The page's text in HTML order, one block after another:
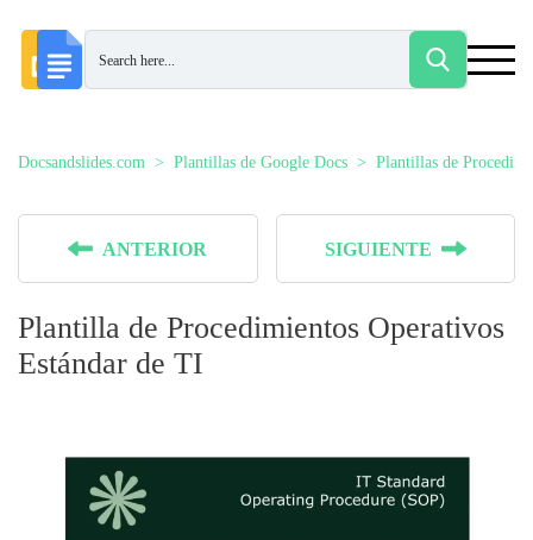
Docsandslides.com Plantillas de Google Docs Plantillas de
ANTERIOR SIGUIENTE
Plantilla de Procedimientos Operativos
Estándar de TI